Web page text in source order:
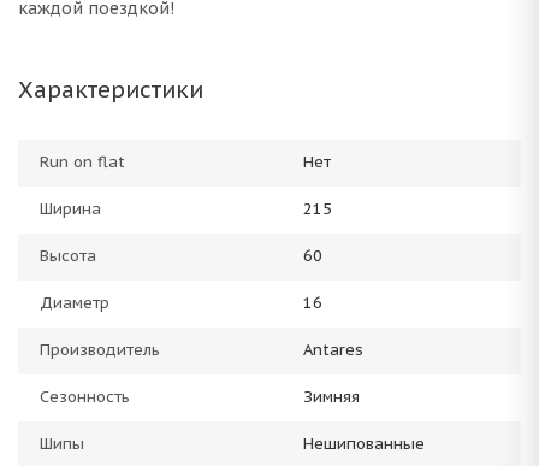
каждой поездкой!
Характеристики
Run on flat Нет
Ширина 215
Высота 60
Диаметр 16
Производитель Antares
Сезонность Зимняя
Шипы Нешипованные